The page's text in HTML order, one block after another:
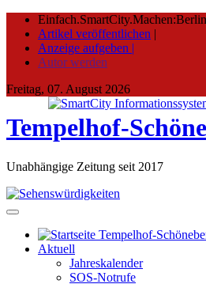
Skip
content
Artikel veröffentlichen |
Anzeige aufgeben |
Autor werden
Freitag, 07. August 2026
Tempelhof-
Unabhängige Zeitung seit 2017
Aktuell
Jahreskalender
SOS-Notrufe